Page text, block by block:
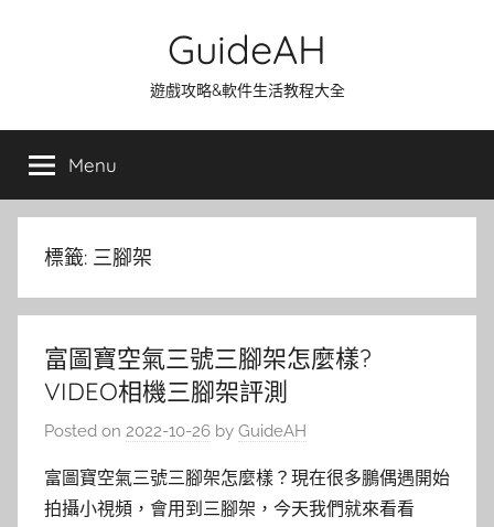
GuideAH
遊戲攻略&軟件生活教程大全
Menu
標籤: 三腳架
富圖寶空氣三號三腳架怎麼樣?
VIDEO相機三腳架評測
Posted on 2022-10-26 by GuideAH
富圖寶空氣三號三腳架怎麼樣？現在很多鵬偶遇開始
拍攝小視頻，會用到三腳架，今天我們就來看看